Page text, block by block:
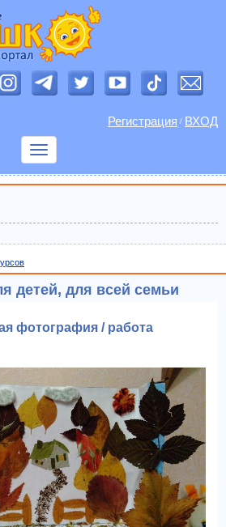
Регистрация / ВХОД
Показать
детей, для всей семьи
фотография / работа